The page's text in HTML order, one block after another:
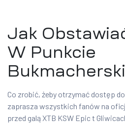
Jak
W Punkcie
Co zrobić, żeby otrzymać dostęp
zaprasza wszystkich fanów na
przed galą XTB KSW Epic t